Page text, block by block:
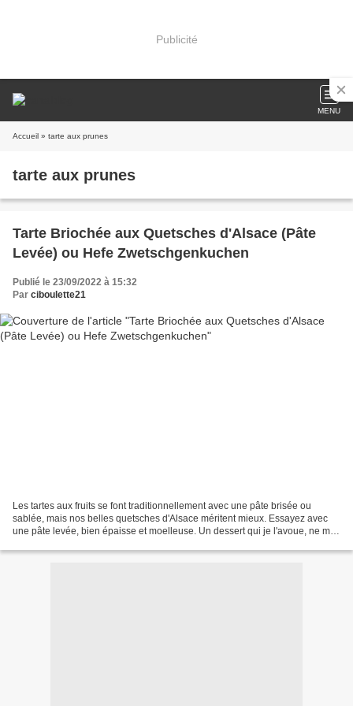
Publicité
MENU
Accueil » tarte aux prunes
tarte aux prunes
Tarte Briochée aux Quetsches d'Alsace (Pâte
Levée) ou Hefe Zwetschgenkuchen
Publié le 23/09/2022 à 15:32
Par ciboulette21
Les tartes aux fruits se font traditionnellement avec une pâte brisée ou
sablée, mais nos belles quetsches d'Alsace méritent mieux. Essayez avec
une pâte levée, bien épaisse et moelleuse. Un dessert qui je l'avoue, ne me